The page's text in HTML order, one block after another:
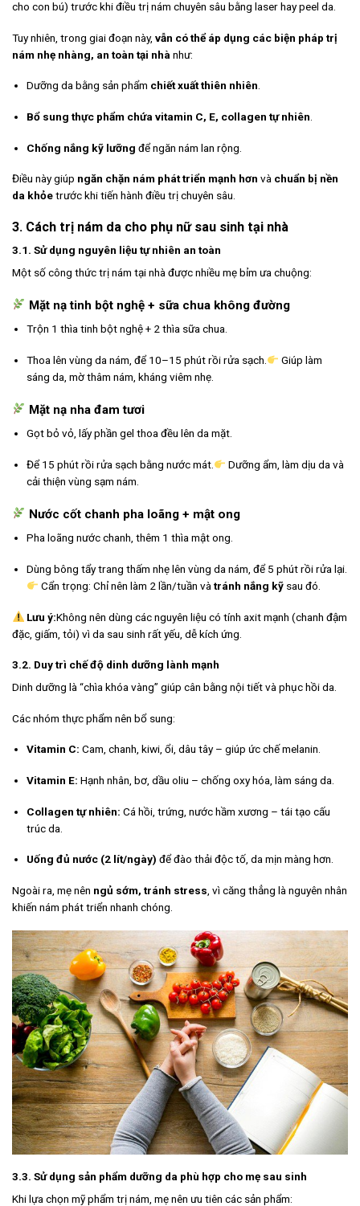
cho con bú) trước khi điều trị nám chuyên sâu bằng laser hay peel da.
Tuy nhiên, trong giai đoạn này, vẫn có thể áp dụng các biện pháp trị
nám nhẹ nhàng, an toàn tại nhà như:
Dưỡng da bằng sản phẩm chiết xuất thiên nhiên.
Bổ sung thực phẩm chứa vitamin C, E, collagen tự nhiên
Chống nắng kỹ lưỡng để ngăn nám lan rộng.
Điều này giúp ngăn chặn nám phát triển mạnh hơn và chuẩn bị nền
da khỏetrước khi tiến hành điều trị chuyên sâu.
3. Cách trị nám da cho phụ nữ sau sinh tại nhà
3.1. Sử dụng nguyên liệu tự nhiên an toàn
Một số công thức trị nám tại nhà được nhiều mẹ bỉm ưa chuộng:
Mặt nạ tinh bột nghệ + sữa chua không đường
Trộn 1 thìa tinh bột nghệ + 2 thìa sữa chua.
Thoa lên vùng da nám, để 10–15 phút rồi rửa sạch.
Giúp làm
sáng da, mờ thâm nám, kháng viêm nhẹ.
Mặt nạ nha đam tươi
Gọt bỏ vỏ, lấy phần gel thoa đều lên da mặt.
Để 15 phút rồi rửa sạch bằng nước mát.
Dưỡng ẩm, làm dịu da và
cải thiện vùng sạm nám.
Nước cốt chanh pha loãng + mật ong
Pha loãng nước chanh, thêm 1 thìa mật ong.
Dùng bông tẩy trang thấm nhẹ lên vùng da nám, để 5 phút rồi rửa lại.
Cẩn trọng: Chỉ nên làm 2 lần/tuần vàtránh nắng kỹ sau đó.
Lưu ý:Không nên dùng các nguyên liệu có tính axit mạnh (chanh đậm
đặc, giấm, tỏi) vì da sau sinh rất yếu, dễ kích ứng.
3.2. Duy trì chế độ dinh dưỡng lành mạnh
Dinh dưỡng là “chìa khóa vàng” giúp cân bằng nội tiết và phục hồi da.
Các nhóm thực phẩm nên bổ sung:
Vitamin C: Cam, chanh, kiwi, ổi, dâu tây – giúp ức chế melanin.
Vitamin E: Hạnh nhân, bơ, dầu oliu – chống oxy hóa, làm sáng da.
Collagen tự nhiên: Cá hồi, trứng, nước hầm xương – tái tạo cấu
trúc da.
Uống đủ nước (2 lít/ngày) để đào thải độc tố, da mịn màng hơn.
Ngoài ra, mẹ nên ngủ sớm, tránh stress , vì căng thẳng là nguyên nhân
khiến nám phát triển nhanh chóng.
3.3. Sử dụng sản phẩm dưỡng da phù hợp cho mẹ sau sinh
Khi lựa chọn mỹ phẩm trị nám, mẹ nên ưu tiên các sản phẩm: